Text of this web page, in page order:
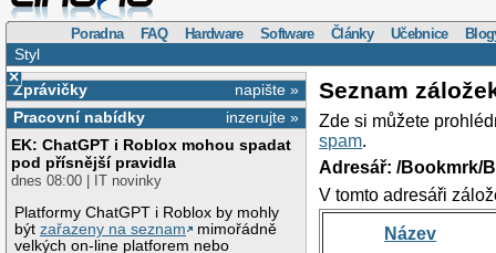
Poradna FAQ Hardware Software Články Učebnice
Styl
×
napište »
Zprávičky
inzerujte »
Pracovní nabídky
EK: ChatGPT i Roblox mohou spadat
pod přísnější pravidla
dnes 08:00 | IT novinky
Platformy ChatGPT i Roblox by mohly
býtzařazeny na seznam
mimořádně
velkých on-line platforem nebo
Seznam
Zde si můžete
spam.
Adresář: /Bookmrk/
V tomto adresáři
Název